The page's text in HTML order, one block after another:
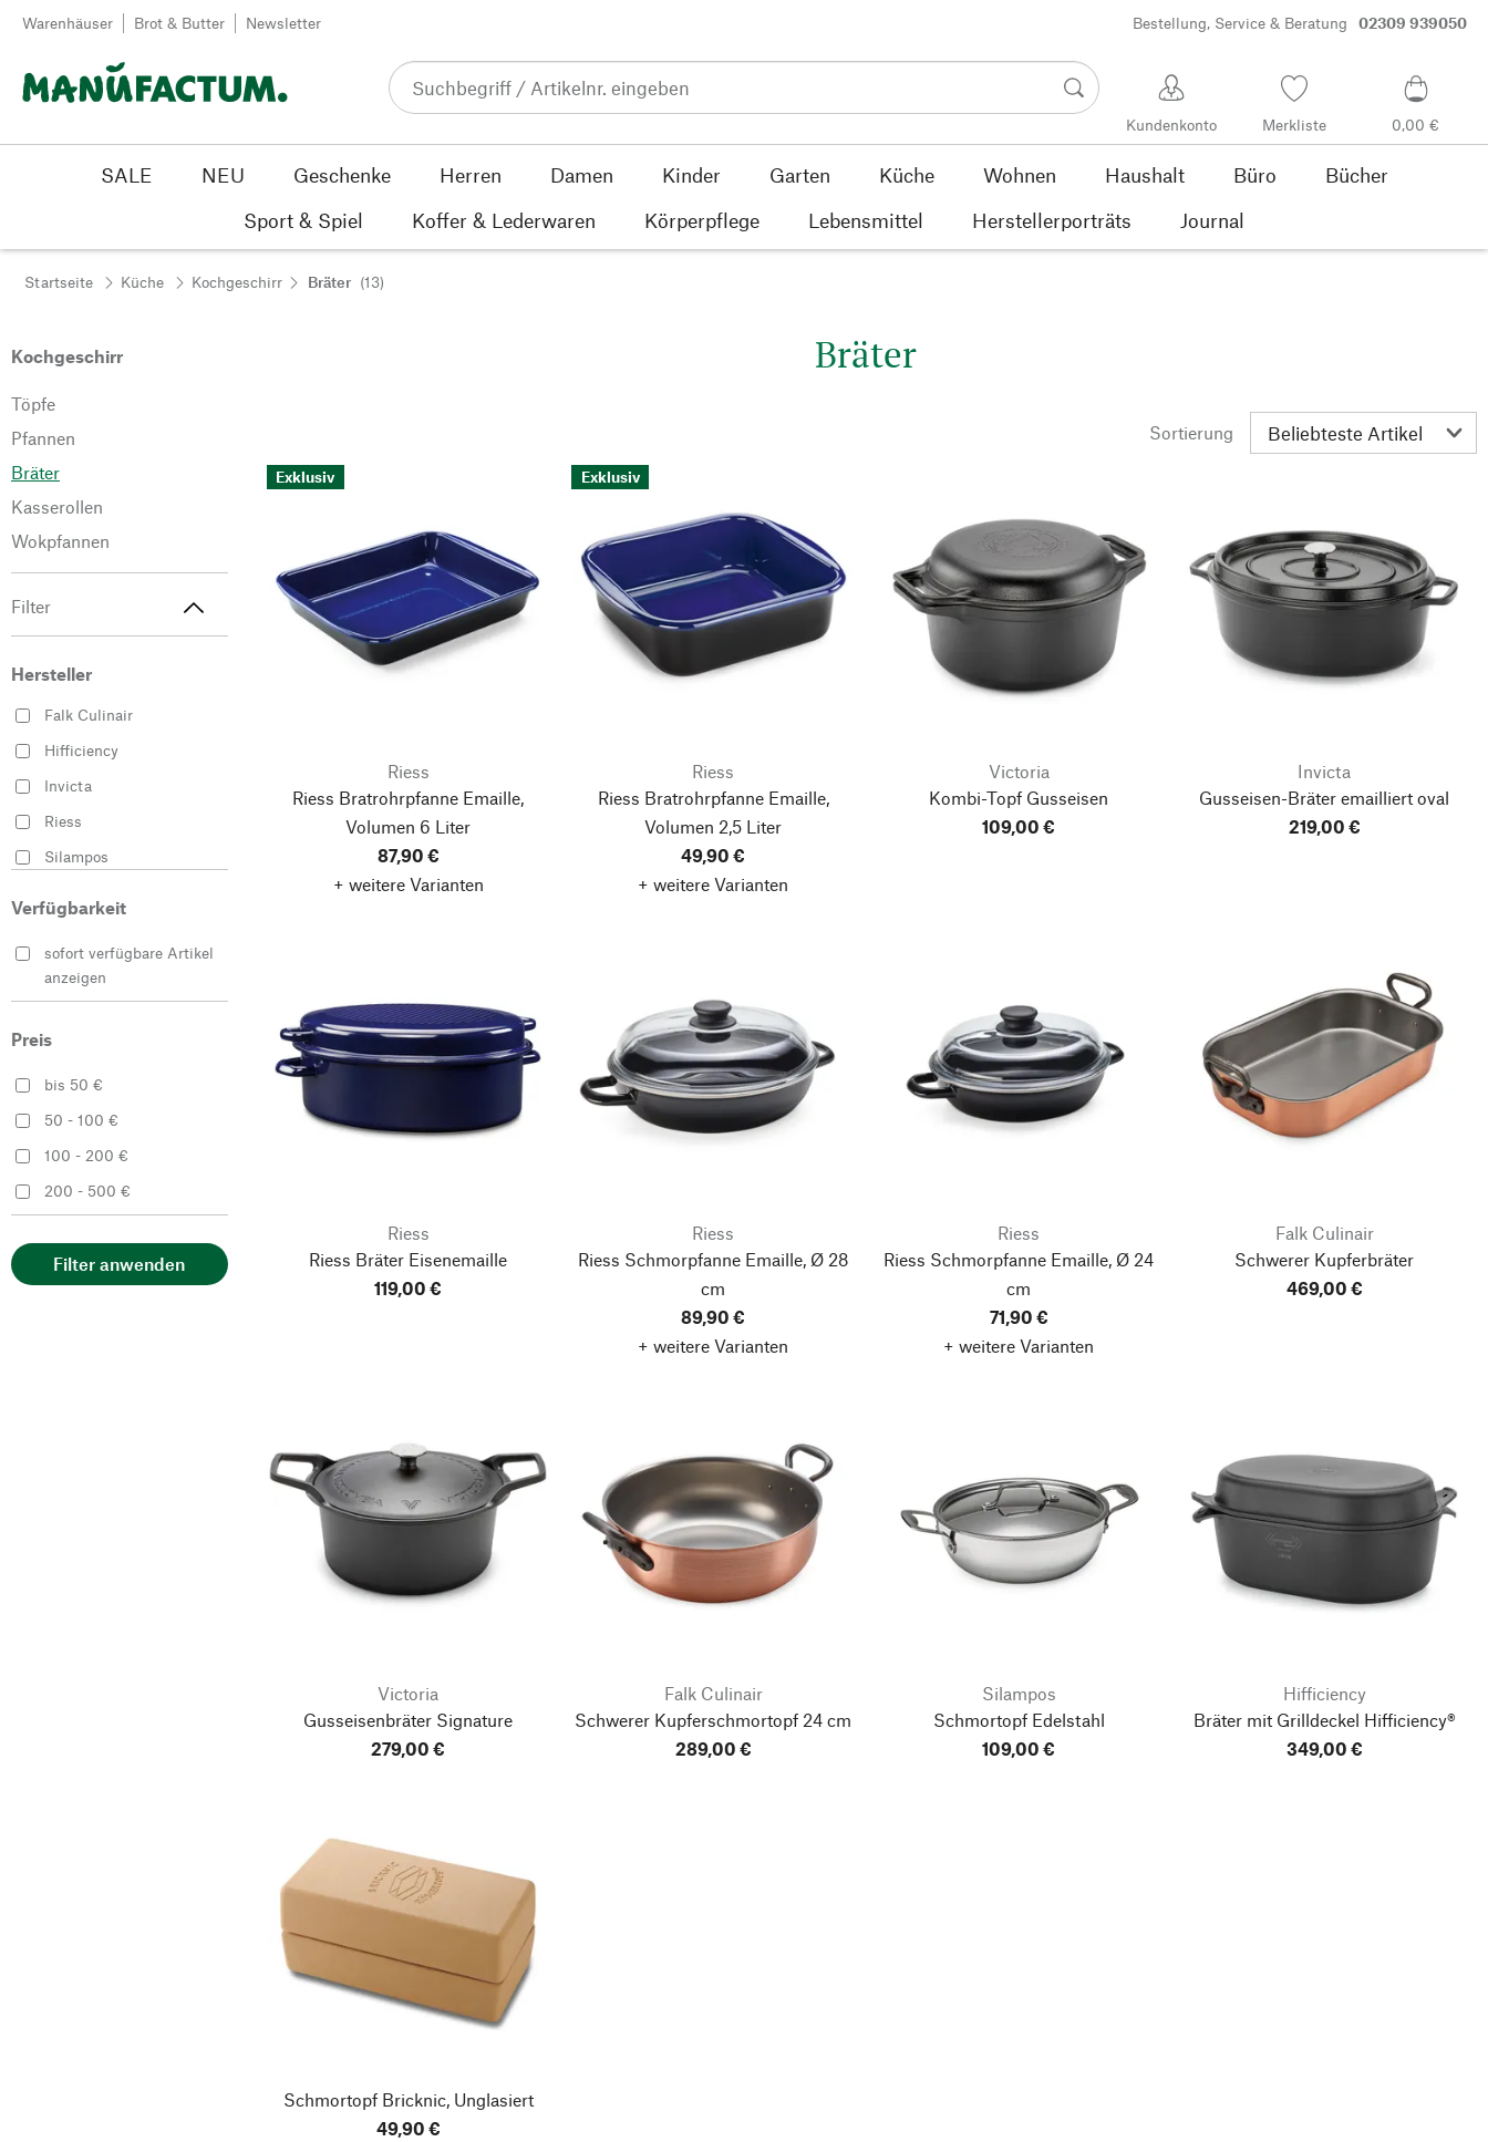
Zum Inhalt springen
Warenhäuser Brot & Butter Newsletter Bestellung, Service & Beratung 02309 939050
Kundenkonto Merkliste 0,00 €
SALE NEU Geschenke Herren Damen Kinder Garten Küche Wohnen Haushalt Büro
Bücher
Sport & Spiel
Koffer & Lederwaren Körperpflege Lebensmittel Herstellerporträts Journal
Startseite Küche Kochgeschirr Bräter (13)
Kochgeschirr
Töpfe
Pfannen
Bräter
Kasserollen
Wokpfannen
Filter
Hersteller
Falk Culinair
Hifficiency
Invicta
Riess
Silampos
Verfügbarkeit
sofort verfügbare Artikel
anzeigen
Preis
bis 50 €
50 - 100 €
100 - 200 €
200 - 500 €
Filter anwenden
Bräter
Sortierung
Exklusiv
Riess
Riess Bratrohrpfanne Emaille,
Volumen 6 Liter
87,90 €
+ weitere Varianten
Exklusiv
Riess
Riess Bratrohrpfanne Emaille,
Volumen 2,5 Liter
49,90 €
+ weitere Varianten
Victoria
Kombi-Topf Gusseisen
109,00 €
Invicta
Gusseisen-Bräter emailliert oval
219,00 €
Riess
Riess Bräter Eisenemaille
119,00 €
Riess
Riess Schmorpfanne Emaille, Ø 28
cm
89,90 €
+ weitere Varianten
Riess
Riess Schmorpfanne Emaille, Ø 24
cm
71,90 €
+ weitere Varianten
Falk Culinair
Schwerer Kupferbräter
469,00 €
Victoria
Gusseisenbräter Signature
279,00 €
Falk Culinair
Schwerer Kupferschmortopf 24 cm
289,00 €
Silampos
Schmortopf Edelstahl
109,00 €
Hifficiency
Bräter mit Grilldeckel Hifficiency®
349,00 €
Schmortopf Bricknic, Unglasiert
49,90 €